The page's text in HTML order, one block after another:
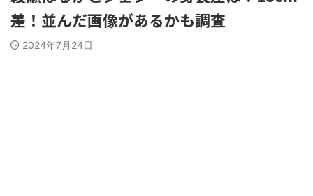
差！並んだ画像があるかも調査
2024年7月24日